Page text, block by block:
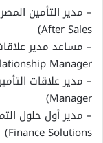
After Sales)
Manager)
Manager)
Finance Solutions)